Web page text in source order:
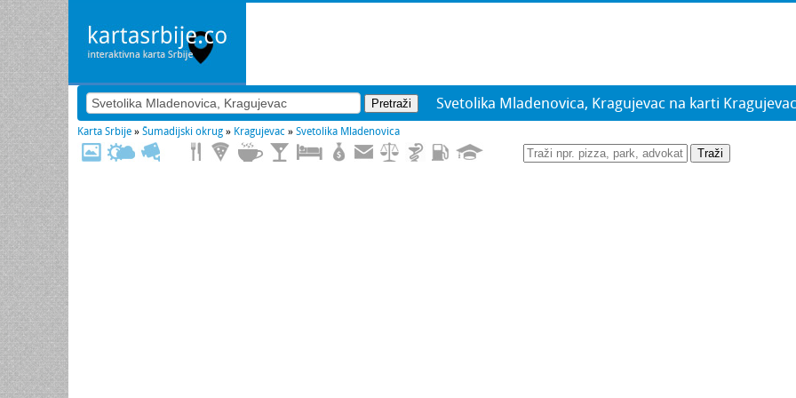
Svetolika Mladenovica, Kragujevac na karti Kragujevac
Karta Srbije » Šumadijski okrug » Kragujevac » Svetolika Mladenovica
Traži